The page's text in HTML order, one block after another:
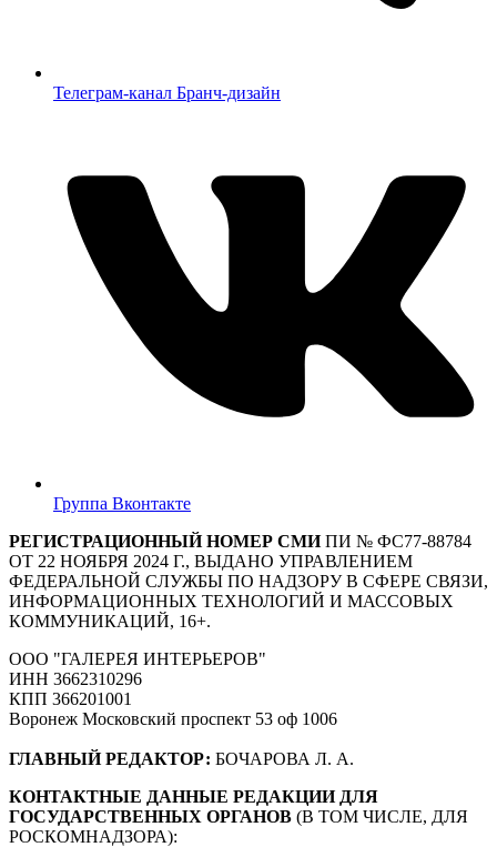
Телеграм-канал Бранч-дизайн
Группа Вконтакте
РЕГИСТРАЦИОННЫЙ НОМЕР СМИПИ № ФС77-88784
ОТ 22 НОЯБРЯ 2024 Г., ВЫДАНО УПРАВЛЕНИЕМ
ФЕДЕРАЛЬНОЙ СЛУЖБЫ ПО НАДЗОРУ В СФЕРЕ СВЯЗИ,
ИНФОРМАЦИОННЫХ ТЕХНОЛОГИЙ И МАССОВЫХ
КОММУНИКАЦИЙ, 16+.
ООО "ГАЛЕРЕЯ ИНТЕРЬЕРОВ"
ИНН 3662310296
КПП 366201001
Воронеж Московский проспект 53 оф 1006
ГЛАВНЫЙ РЕДАКТОР: БОЧАРОВА Л. А.
КОНТАКТНЫЕ ДАННЫЕ РЕДАКЦИИ ДЛЯ
ГОСУДАРСТВЕННЫХ ОРГАНОВ (В ТОМ ЧИСЛЕ, ДЛЯ
РОСКОМНАДЗОРА):